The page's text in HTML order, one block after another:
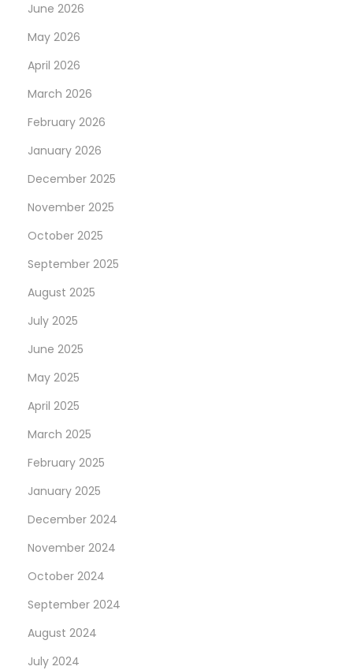
June 2026
May 2026
April 2026
March 2026
February 2026
January 2026
December 2025
November 2025
October 2025
September 2025
August 2025
July 2025
June 2025
May 2025
April 2025
March 2025
February 2025
January 2025
December 2024
November 2024
October 2024
September 2024
August 2024
July 2024